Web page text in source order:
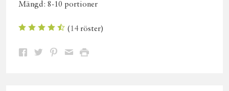
Mängd: 8-10 portioner
(14 röster)
Dela Dela Dela DelaSkriv